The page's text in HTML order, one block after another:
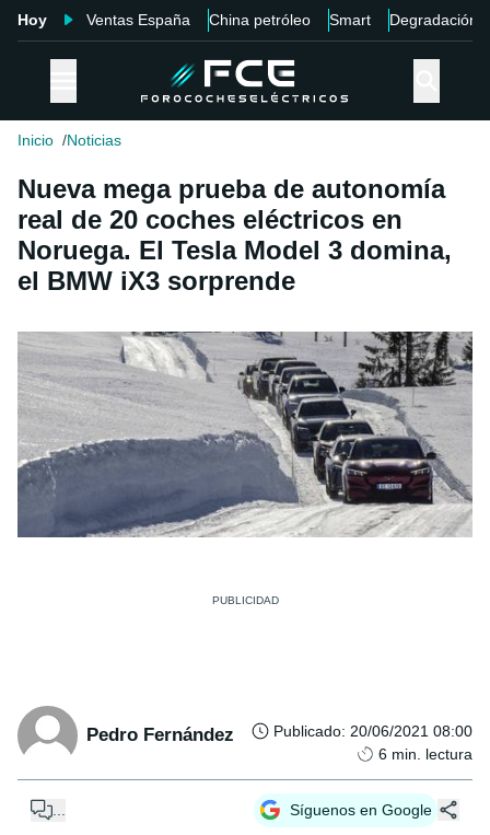
Hoy Ventas España China petróleo Smart Degradación
Inicio Noticias
Nueva mega prueba de autonomía
real de 20 coches eléctricos en
Noruega. El Tesla Model 3 domina,
el BMW iX3 sorprende
Pedro Fernández Publicado: 20/06/2021 08:00
6 min. lectura
Síguenos en Google